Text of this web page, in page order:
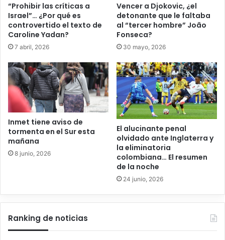
“Prohibir las críticas a
Israel”… ¿Por qué es
controvertido el texto de
Caroline Yadan?
7 abril, 2026
Vencer a Djokovic, ¿el
detonante que le faltaba
al “tercer hombre” João
Fonseca?
30 mayo, 2026
Inmet tiene aviso de
tormenta en el Sur esta
mañana
8 junio, 2026
El alucinante penal
olvidado ante Inglaterra y
la eliminatoria
colombiana… El resumen
de la noche
24 junio, 2026
Ranking de noticias